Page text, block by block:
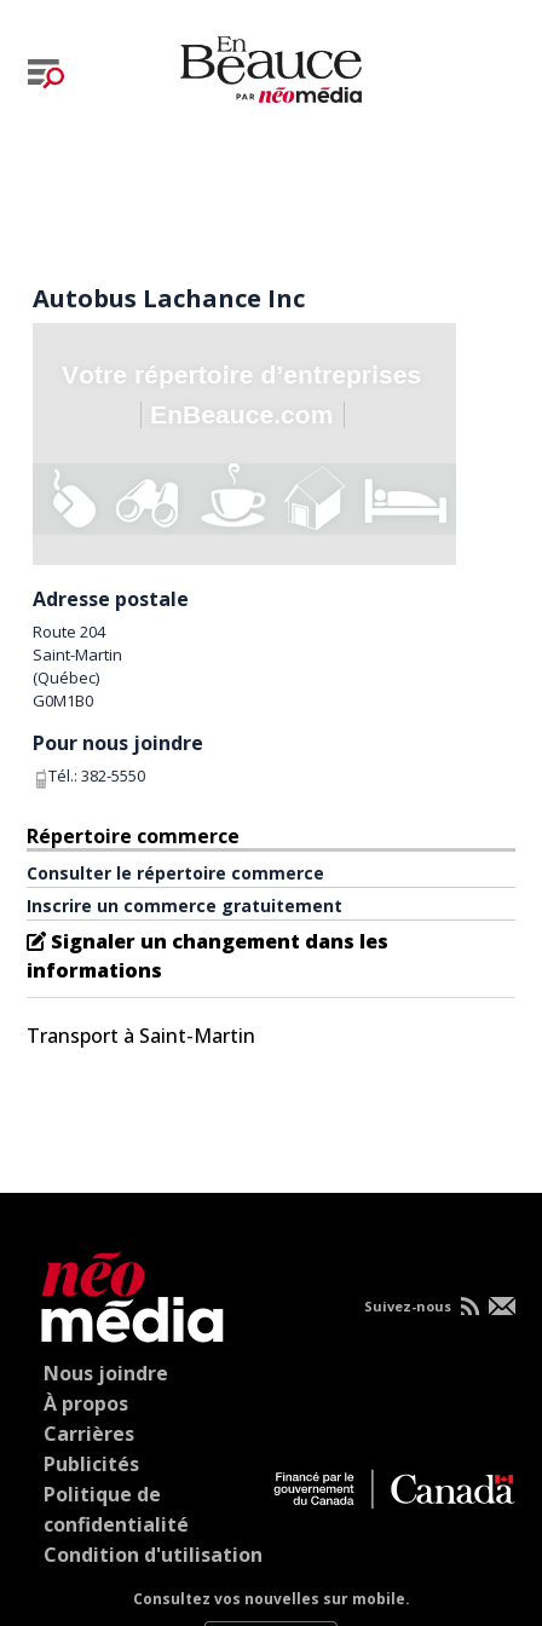
Autobus Lachance Inc
Adresse postale
Route 204
Saint-Martin
(Québec)
G0M1B0
Pour nous joindre
Tél.:382-5550
Répertoire commerce
Consulter le répertoire commerce
Inscrire un commerce gratuitement
Signaler un changement dans les
informations
Transport à Saint-Martin
Nous joindre
À propos
Carrières
Publicités
Politique de
confidentialité
Condition d'utilisation
Consultez vos nouvelles sur mobile.
Suivez-nous